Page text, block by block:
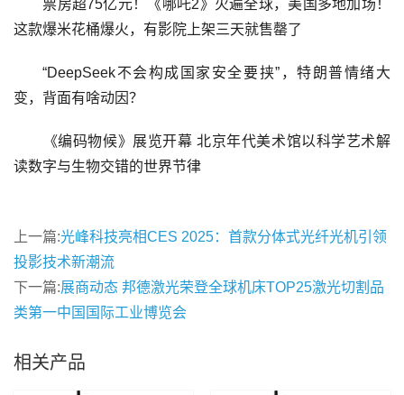
票房超75亿元！《哪吒2》火遍全球，美国多地加场！
这款爆米花桶爆火，有影院上架三天就售罄了
“DeepSeek不会构成国家安全要挟”，特朗普情绪大
变，背面有啥动因？
《编码物候》展览开幕 北京年代美术馆以科学艺术解
读数字与生物交错的世界节律
上一篇:光峰科技亮相CES 2025：首款分体式光纤光机引领
投影技术新潮流
下一篇:展商动态 邦德激光荣登全球机床TOP25激光切割品
类第一中国国际工业博览会
相关产品